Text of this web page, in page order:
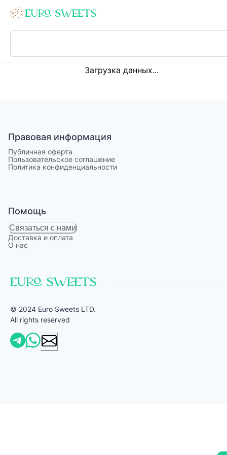
Loading...
Загрузка данных...
Правовая информация
Публичная оферта
Пользовательское соглашение
Политика конфиденциальности
Помощь
Связаться с нами
Доставка и оплата
О нас
© 2024 Euro Sweets LTD.
All rights reserved